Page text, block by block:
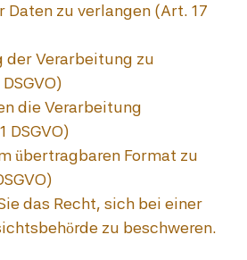
Daten zu verlangen (Art. 17
der Verarbeitung zu
die Verarbeitung
DSGVO)
übertragbaren Format zu
das Recht, sich bei einer
zu beschweren.